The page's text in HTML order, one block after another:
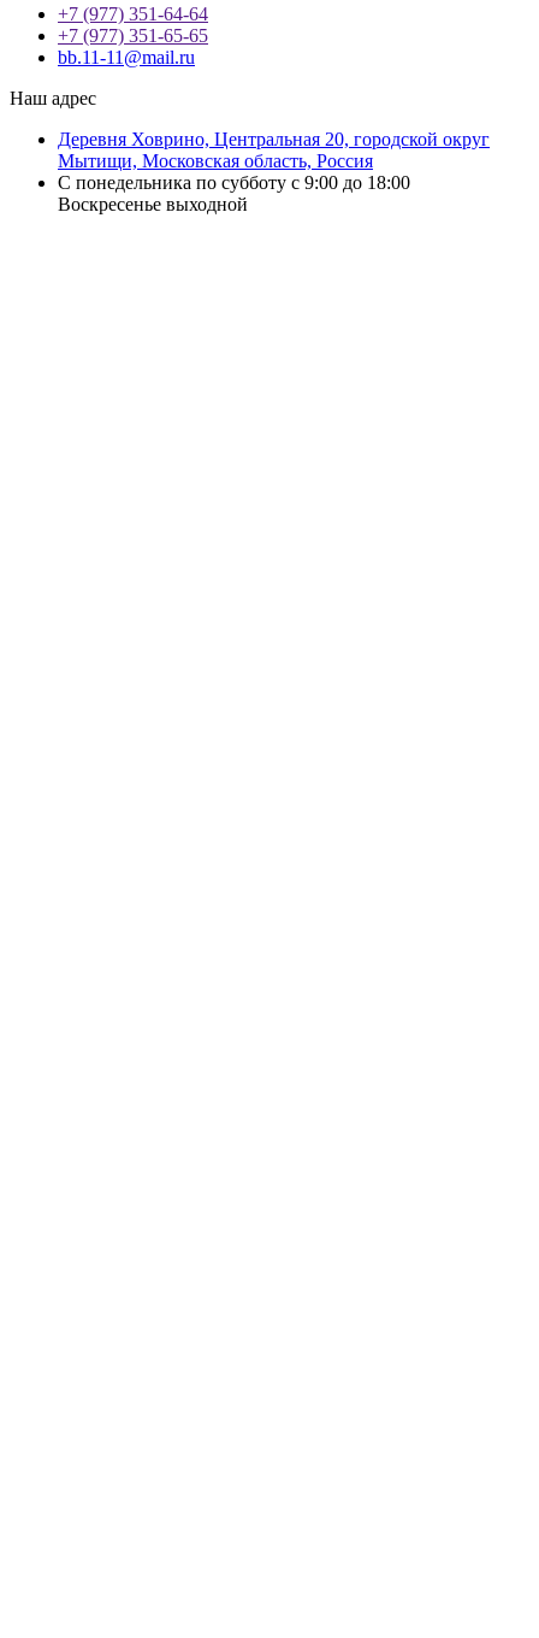
+7 (977) 351-64-64
+7 (977) 351-65-65
bb.11-11@mail.ru
Наш адрес
Деревня Ховрино, Центральная 20, городской округ
Мытищи, Московская область, Россия
С понедельника по субботу с 9:00 до 18:00
Воскресенье выходной